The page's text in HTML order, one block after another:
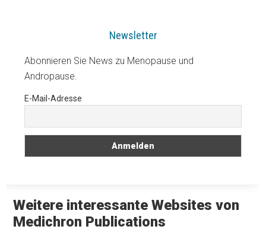
Newsletter
Abonnieren Sie News zu Menopause und
Andropause.
E-Mail-Adresse
Weitere interessante Websites von
Medichron Publications